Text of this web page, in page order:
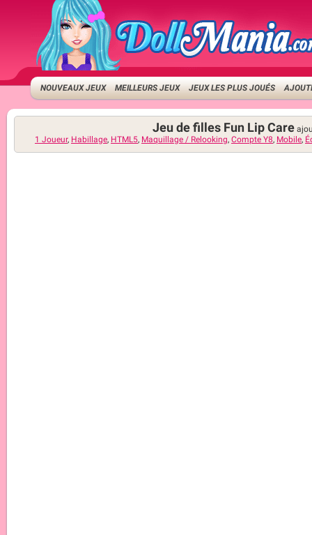
NOUVEAUX JEUX MEILLEURS JEUX JEUX LES PLUS JOUÉS
Jeu de filles Fun Lip Care
1 Joueur, Habillage, HTML5, Maquillage / Relooking, Compte Y8, Mobile,